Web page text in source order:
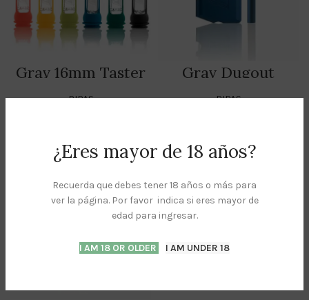
¿Eres mayor de 18 años?
Recuerda que debes tener 18 años o más para
ver la página. Por favor indica si eres mayor de
edad para ingresar.
I AM 18 OR OLDER I AM UNDER 18
Grav 16mm Taster
With Silicone Skin
PIPAS
Grav Dugout
PIPAS